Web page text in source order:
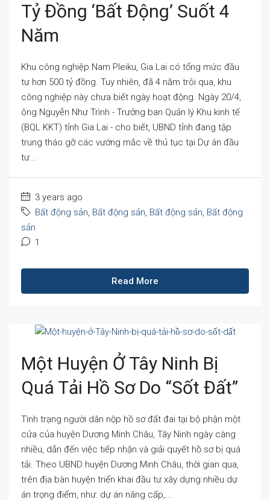
Tỷ Đồng ‘bất Động’ Suốt 4
Năm
Khu công nghiệp Nam Pleiku, Gia Lai có tổng mức đầu
tư hơn 500 tỷ đồng. Tuy nhiên, đã 4 năm trôi qua, khu
công nghiệp này chưa biết ngày hoạt động. Ngày 20/4,
ông Nguyễn Như Trình - Trưởng ban Quản lý Khu kinh tế
(BQL KKT) tỉnh Gia Lai - cho biết, UBND tỉnh đang tập
trung tháo gỡ các vướng mắc về thủ tục tại Dự án đầu
tư...
3 years ago
Bất động sản, Bất động sản, Bất động sản, Bất động
sản
1
Read More
Một Huyện Ở Tây Ninh Bị
Quá Tải Hồ Sơ Do “sốt Đất”
Tình trạng người dân nộp hồ sơ đất đai tại bộ phận một
cửa của huyện Dương Minh Châu, Tây Ninh ngày càng
nhiều, dẫn đến việc tiếp nhận và giải quyết hồ sơ bị quá
tải. Theo UBND huyện Dương Minh Châu, thời gian qua,
trên địa bàn huyện triển khai đầu tư xây dựng nhiều dự
án trọng điểm, như: dự án nâng cấp,...